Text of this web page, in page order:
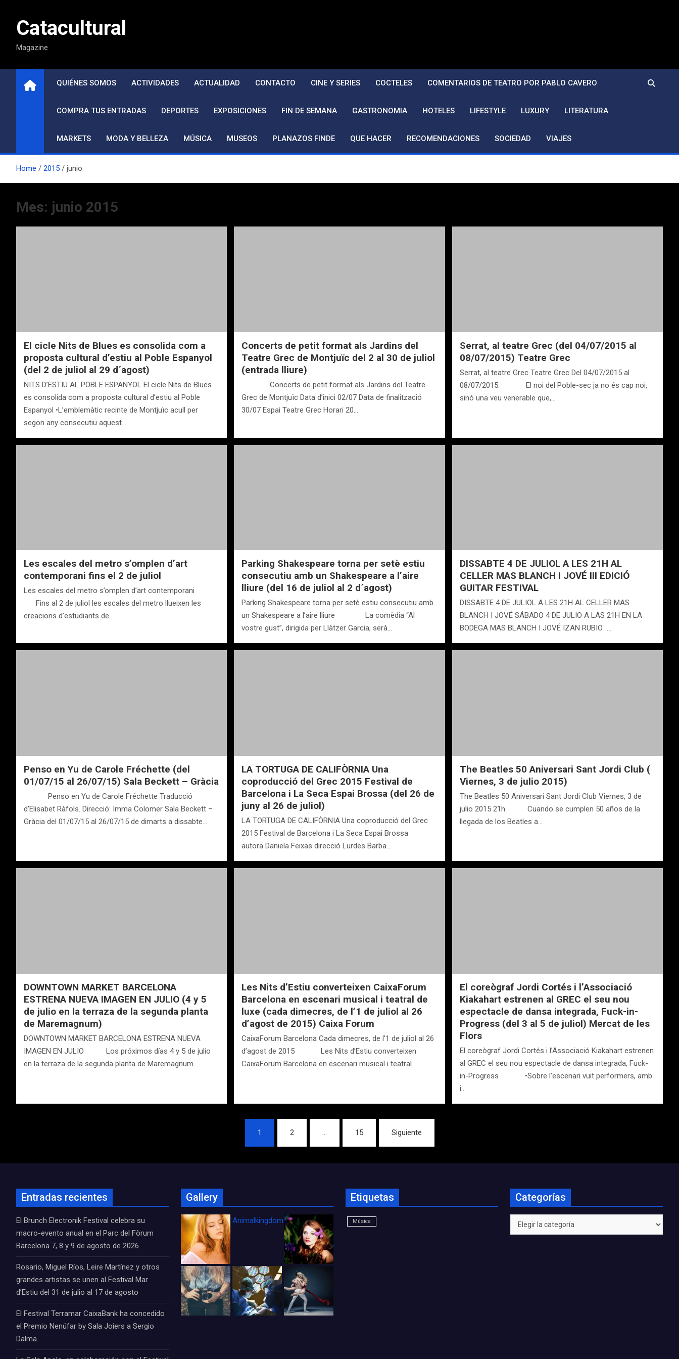
contenidoCatacultural
Magazine
QUIÉNES SOMOS ACTIVIDADES ACTUALIDAD CONTACTO CINE Y SERIES COCTELES COMENTARIOS DE TEATRO POR PABLO CAVERO
COMPRA TUS ENTRADAS DEPORTES EXPOSICIONES FIN DE SEMANA GASTRONOMIA HOTELES LIFESTYLE LUXURY LITERATURA
MARKETS MODA Y BELLEZA MÚSICA MUSEOS PLANAZOS FINDE QUE HACER RECOMENDACIONES SOCIEDAD VIAJES
Home 2015 junio
Mes: junio 2015
El cicle Nits de Blues es consolida com a
proposta cultural d’estiu al Poble Espanyol
(del 2 de juliol al 29 d´agost)
NITS D’ESTIU AL POBLE ESPANYOL El cicle Nits de Blues
es consolida com a proposta cultural d’estiu al Poble
Espanyol •L’emblemàtic recinte de Montjuïc acull per
segon any consecutiu aquest…
Concerts de petit format als Jardins del
Teatre Grec de Montjuïc del 2 al 30 de juliol
(entrada lliure)
Concerts de petit format als Jardins del Teatre
Grec de Montjuïc Data d’inici 02/07 Data de finalització
30/07 Espai Teatre Grec Horari 20…
Serrat, al teatre Grec (del 04/07/2015 al
08/07/2015) Teatre Grec
Serrat, al teatre Grec Teatre Grec Del 04/07/2015 al
08/07/2015. El noi del Poble-sec ja no és cap noi,
sinó una veu venerable que,…
Les escales del metro s’omplen d’art
contemporani fins el 2 de juliol
Les escales del metro s’omplen d’art contemporani
Fins al 2 de juliol les escales del metro llueixen les
creacions d’estudiants de…
Parking Shakespeare torna per setè estiu
consecutiu amb un Shakespeare a l’aire
lliure (del 16 de juliol al 2 d´agost)
Parking Shakespeare torna per setè estiu consecutiu amb
un Shakespeare a l’aire lliure La comèdia “Al
vostre gust”, dirigida per Llàtzer Garcia, serà…
DISSABTE 4 DE JULIOL A LES 21H AL
CELLER MAS BLANCH I JOVÉ III EDICIÓ
GUITAR FESTIVAL
DISSABTE 4 DE JULIOL A LES 21H AL CELLER MAS
BLANCH I JOVÉ SÁBADO 4 DE JULIO A LAS 21H EN LA
BODEGA MAS BLANCH I JOVÉ IZAN RUBIO …
Penso en Yu de Carole Fréchette (del
01/07/15 al 26/07/15) Sala Beckett – Gràcia
Penso en Yu de Carole Fréchette Traducció
d’Elisabet Ràfols. Direcció: Imma Colomer Sala Beckett –
Gràcia del 01/07/15 al 26/07/15 de dimarts a dissabte…
LA TORTUGA DE CALIFÒRNIA Una
coproducció del Grec 2015 Festival de
Barcelona i La Seca Espai Brossa (del 26 de
juny al 26 de juliol)
LA TORTUGA DE CALIFÒRNIA Una coproducció del Grec
2015 Festival de Barcelona i La Seca Espai Brossa
autora Daniela Feixas direcció Lurdes Barba…
The Beatles 50 Aniversari Sant Jordi Club (
Viernes, 3 de julio 2015)
The Beatles 50 Aniversari Sant Jordi Club Viernes, 3 de
julio 2015 21h Cuando se cumplen 50 años de la
llegada de los Beatles a…
DOWNTOWN MARKET BARCELONA
ESTRENA NUEVA IMAGEN EN JULIO (4 y 5
de julio en la terraza de la segunda planta
de Maremagnum)
DOWNTOWN MARKET BARCELONA ESTRENA NUEVA
IMAGEN EN JULIO Los próximos días 4 y 5 de julio
en la terraza de la segunda planta de Maremagnum…
Les Nits d’Estiu converteixen CaixaForum
Barcelona en escenari musical i teatral de
luxe (cada dimecres, de l’1 de juliol al 26
d’agost de 2015) Caixa Forum
CaixaForum Barcelona Cada dimecres, de l’1 de juliol al 26
d’agost de 2015 Les Nits d’Estiu converteixen
CaixaForum Barcelona en escenari musical i teatral…
El coreògraf Jordi Cortés i l’Associació
Kiakahart estrenen al GREC el seu nou
espectacle de dansa integrada, Fuck-in-
Progress (del 3 al 5 de juliol) Mercat de les
Flors
El coreògraf Jordi Cortés i l’Associació Kiakahart estrenen
al GREC el seu nou espectacle de dansa integrada, Fuck-
in-Progress •Sobre l’escenari vuit performers, amb
i…
entradas
1 2 … 15 Siguiente
Entradas recientes
El Brunch Electronik Festival celebra su
macro-evento anual en el Parc del Fòrum
Barcelona 7, 8 y 9 de agosto de 2026
Rosario, Miguel Ríos, Leire Martínez y otros
grandes artistas se unen al Festival Mar
d’Estiu del 31 de julio al 17 de agosto
El Festival Terramar CaixaBank ha concedido
el Premio Nenúfar by Sala Joiers a Sergio
Dalma.
Gallery
Animalkingdom_FichaCine
Etiquetas
Música
Categorías
Categorías